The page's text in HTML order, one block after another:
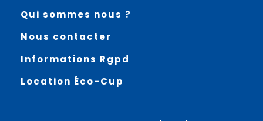
Qui sommes nous ?
Nous contacter
Informations Rgpd
Location Éco-Cup